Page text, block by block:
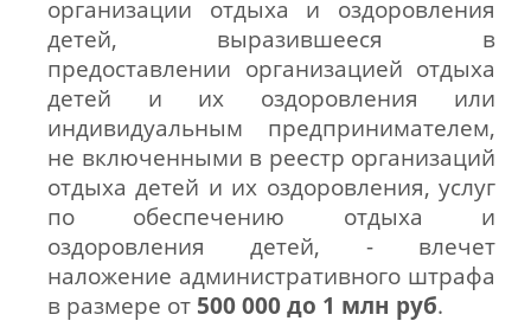
организации отдыха и оздоровления
детей, выразившееся в
предоставлении организацией отдыха
детей и их оздоровления или
индивидуальным предпринимателем,
не включенными в реестр организаций
отдыха детей и их оздоровления, услуг
по обеспечению отдыха и
оздоровления детей, - влечет
наложение административного штрафа
в размере от 500 000 до 1 млн руб.